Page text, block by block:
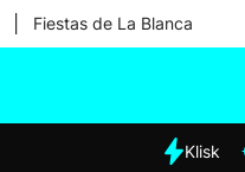
Fiestas de La Blanca
Klisk